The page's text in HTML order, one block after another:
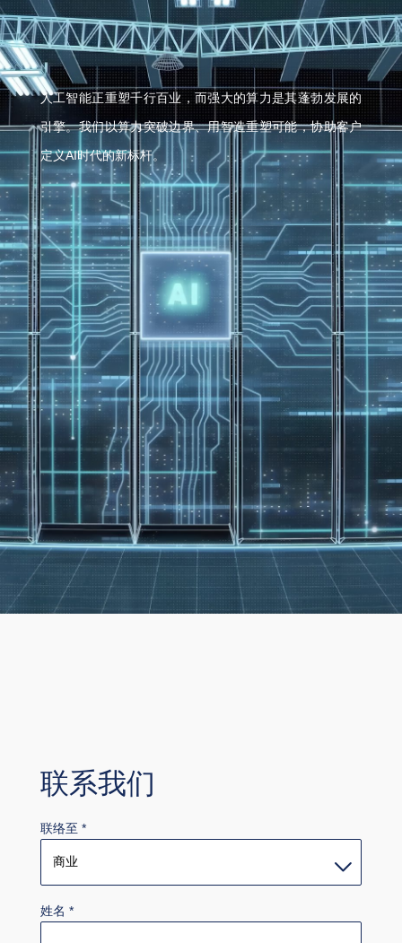
人工智能正重塑千行百业，而强大的算力是其蓬勃发展的
引擎。我们以算力突破边界、用智造重塑可能，协助客户
定义AI时代的新标杆。
联系我们
联络至 *
姓名 *